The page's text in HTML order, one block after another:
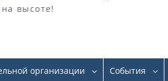
на высоте!
организации События